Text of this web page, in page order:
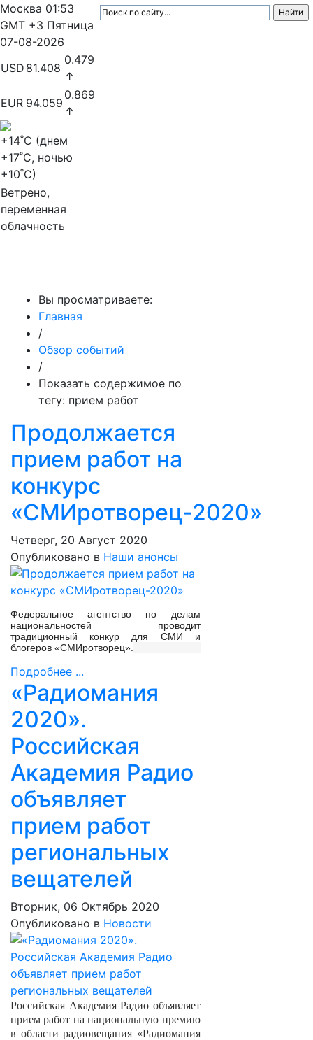
Москва 01:53
GMT +3 Пятница
07-08-2026
USD 81.408
0.479
↑
EUR 94.059
0.869
↑
+14˚C (днем
+17˚C, ночью
+10˚C)
Ветрено,
переменная
облачность
Вы просматриваете:
Главная
/
Обзор событий
/
Показать содержимое по
тегу: прием работ
Продолжается
прием работ на
конкурс
«СМИротворец-2020»
Четверг, 20 Август 2020
Опубликовано в Наши анонсы
Федеральное агентство по делам
национальностей проводит
традиционный конкур для СМИ и
блогеров «СМИротворец».
Подробнее ...
«Радиомания
2020».
Российская
Академия Радио
объявляет
прием работ
региональных
вещателей
Вторник, 06 Октябрь 2020
Опубликовано в Новости
Российская Академия Радио объявляет
прием работ на национальную премию
в области радиовещания «Радиомания